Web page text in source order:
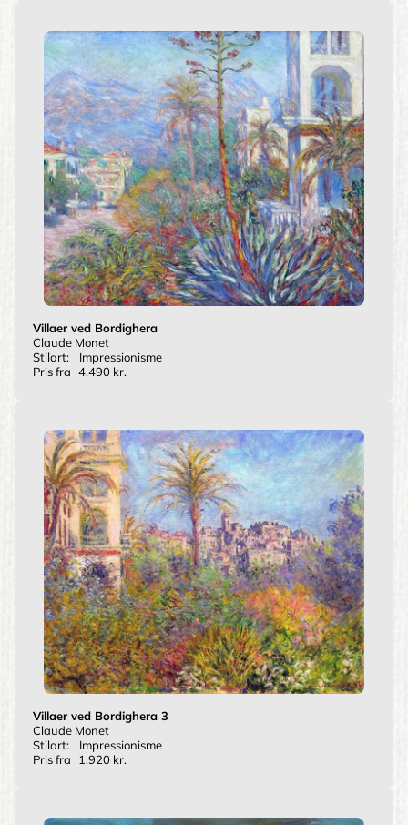
Villaer ved Bordighera
Claude Monet
Stilart:
Impressionisme
Pris fra 4.490 kr.
Villaer ved Bordighera 3
Claude Monet
Stilart:
Impressionisme
Pris fra
1.920 kr.